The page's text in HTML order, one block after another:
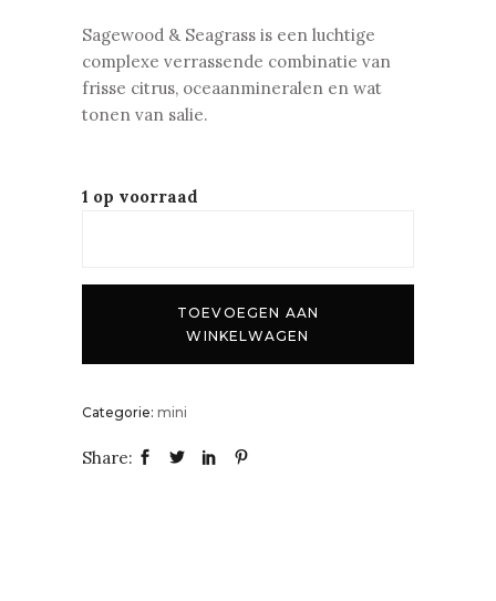
Sagewood & Seagrass is een luchtige
complexe verrassende combinatie van
frisse citrus, oceaanmineralen en wat
tonen van salie.
1 op voorraad
TOEVOEGEN AAN
WINKELWAGEN
Categorie: mini
Share: